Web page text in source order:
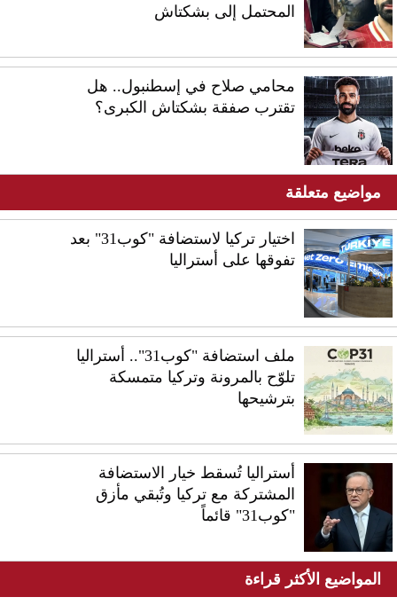
المحتمل إلى بشكتاش
محامي صلاح في إسطنبول.. هل
تقترب صفقة بشكتاش الكبرى؟
مواضيع متعلقة
اختيار تركيا لاستضافة "كوب31" بعد
تفوقها على أستراليا
ملف استضافة "كوب31".. أستراليا
تلوّح بالمرونة وتركيا متمسكة
بترشيحها
أستراليا تُسقط خيار الاستضافة
المشتركة مع تركيا وتُبقي مأزق
"كوب31" قائماً
المواضيع الأكثر قراءة